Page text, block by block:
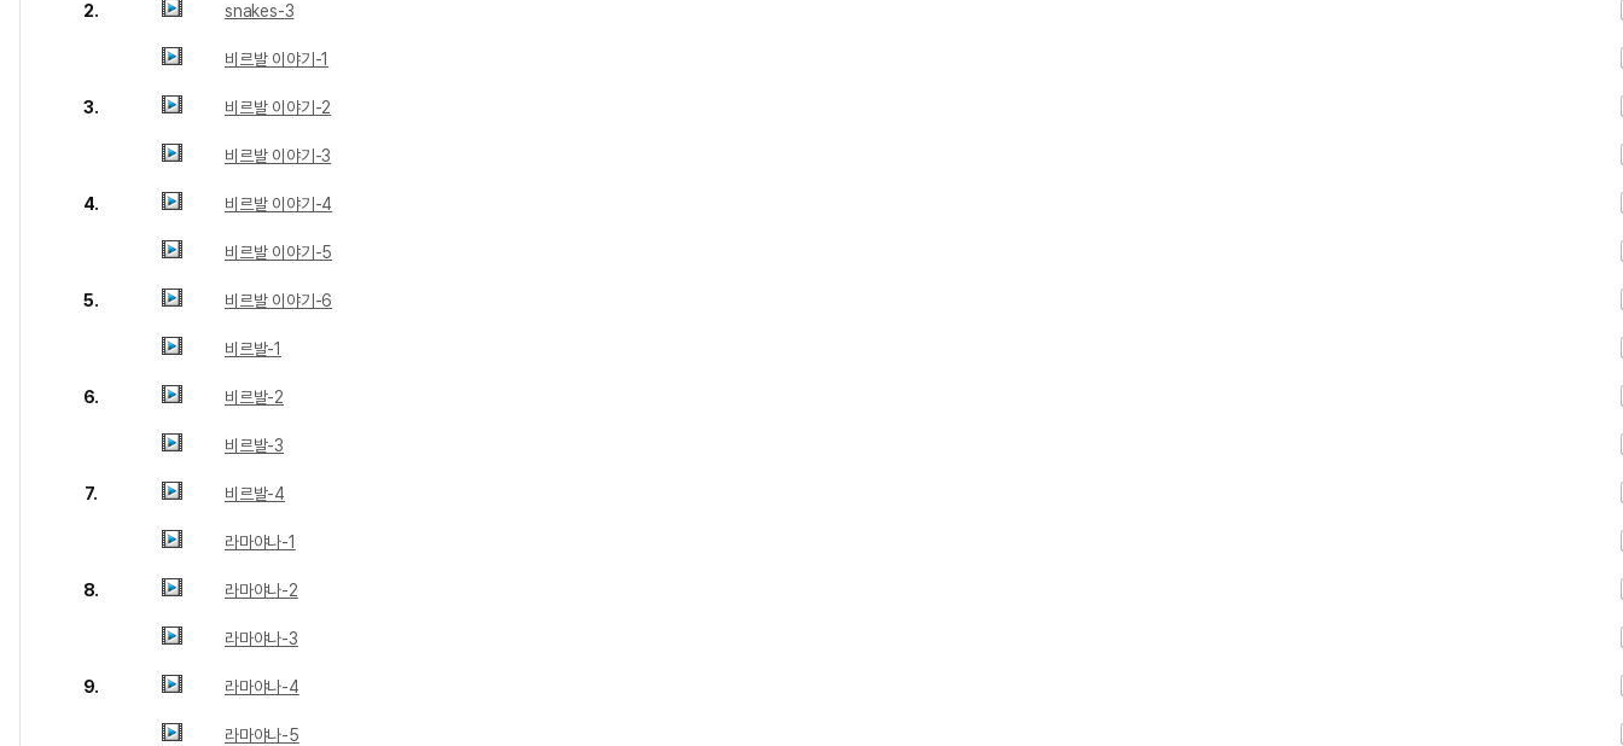
2. snakes-3
비르발 이야기-1
3. 비르발 이야기-2
비르발 이야기-3
4. 비르발 이야기-4
비르발 이야기-5
5. 비르발 이야기-6
비르발-1
6. 비르발-2
비르발-3
7. 비르발-4
라마야나-1
8. 라마야나-2
라마야나-3
9. 라마야나-4
라마야나-5